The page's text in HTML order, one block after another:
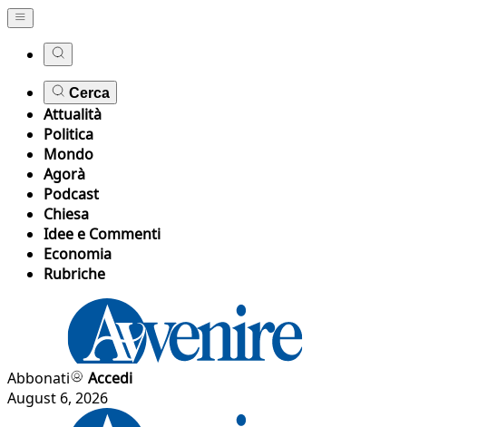
Cerca
Attualità
Politica
Mondo
Agorà
Podcast
Chiesa
Idee e Commenti
Economia
Rubriche
Abbonati
Accedi
August 6, 2026